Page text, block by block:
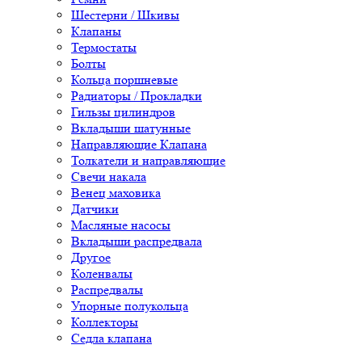
Шестерни / Шкивы
Клапаны
Термостаты
Болты
Кольца поршневые
Радиаторы / Прокладки
Гильзы цилиндров
Вкладыши шатунные
Направляющие Клапана
Толкатели и направляющие
Свечи накала
Венец маховика
Датчики
Масляные насосы
Вкладыши распредвала
Другое
Коленвалы
Распредвалы
Упорные полукольца
Коллекторы
Седла клапана